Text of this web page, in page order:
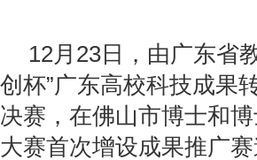
12月23日，由广东省
创杯”广东高校科技成果
决赛，在佛山市博士和
大赛首次增设成果推广